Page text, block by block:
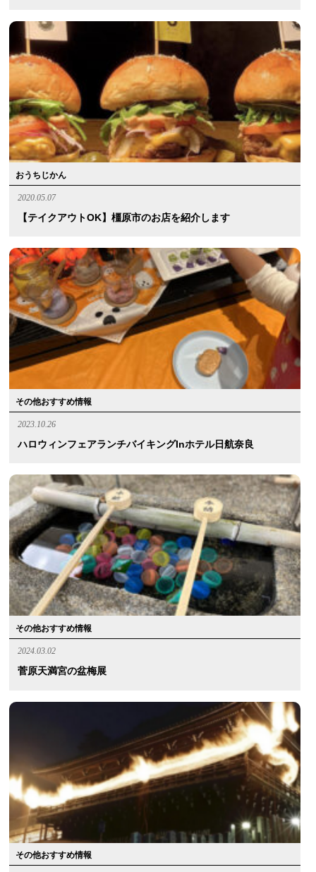
おうちじかん
2020.05.07
【テイクアウトOK】橿原市のお店を紹介します
その他おすすめ情報
2023.10.26
ハロウィンフェアランチバイキングinホテル日航奈良
その他おすすめ情報
2024.03.02
菅原天満宮の盆梅展
その他おすすめ情報